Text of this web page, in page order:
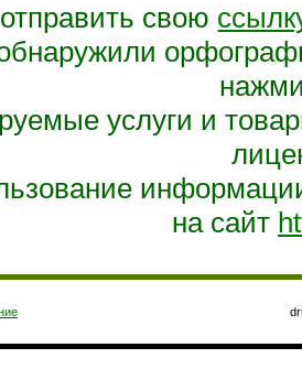
свою
услуги и
на сайт